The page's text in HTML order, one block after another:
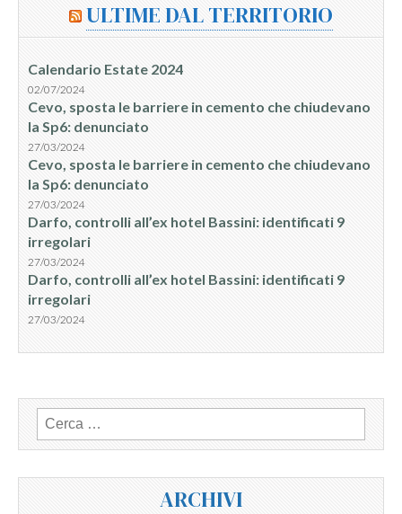
ULTIME DAL TERRITORIO
Calendario Estate 2024
02/07/2024
Cevo, sposta le barriere in cemento che chiudevano
la Sp6: denunciato
27/03/2024
Cevo, sposta le barriere in cemento che chiudevano
la Sp6: denunciato
27/03/2024
Darfo, controlli all’ex hotel Bassini: identificati 9
irregolari
27/03/2024
Darfo, controlli all’ex hotel Bassini: identificati 9
irregolari
27/03/2024
Ricerca
per:
ARCHIVI